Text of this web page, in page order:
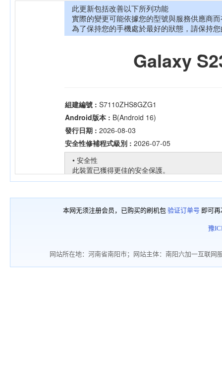
本网无须注册会员，已购买的刷机包 验证订单号 即可
豫
网站所在地：河南省南阳市；网站主体：南阳六加一互联